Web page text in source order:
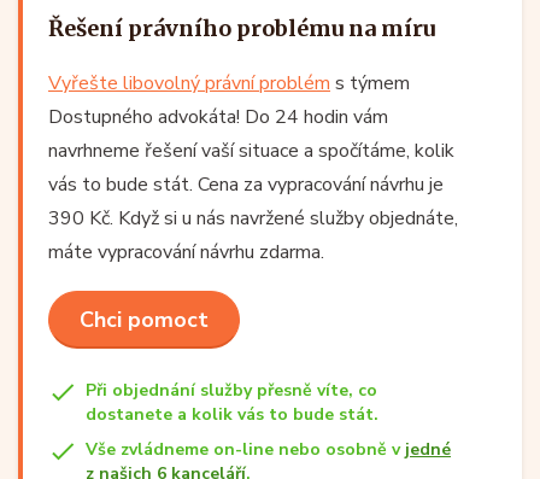
Řešení právního problému na míru
Vyřešte libovolný právní problém s týmem
Dostupného advokáta! Do 24 hodin vám
navrhneme řešení vaší situace a spočítáme, kolik
vás to bude stát. Cena za vypracování návrhu je
390 Kč. Když si u nás navržené služby objednáte,
máte vypracování návrhu zdarma.
Chci pomoct
Při objednání služby přesně víte, co
dostanete a kolik vás to bude stát.
Vše zvládneme on-line nebo osobně v jedné
z našich 6 kanceláří.